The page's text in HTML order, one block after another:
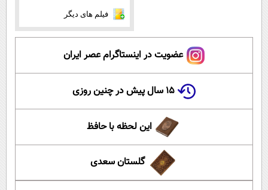
فیلم های دیگر
عضویت در اینستاگرام عصر ایران
۱۵ سال پیش در چنین روزی
این لحظه با حافظ
گلستان سعدی